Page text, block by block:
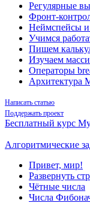
Регулярные
Фронт-
Неймспейсы и
Учимся
Пишем
Изучаем
Операторы
Архитектура
Написать статью
Поддержать проект
Бесплатный курс
Алгоритмические
Привет, мир!
Развернуть
Чётные числа
Числа